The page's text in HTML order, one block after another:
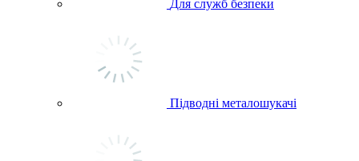
Для служб безпеки
Підводні металошукачі